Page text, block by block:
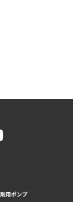
用ポンプ